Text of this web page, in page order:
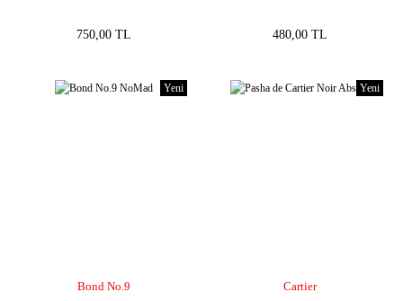
750,00 TL 480,00 TL
Yeni
Bond No.9
Yeni
Cartier